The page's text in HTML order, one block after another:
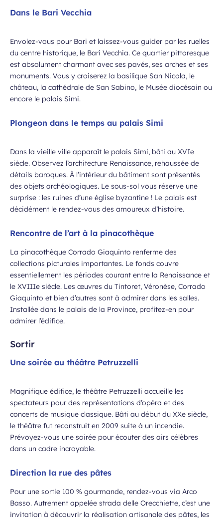
Dans le Bari Vecchia
Envolez-vous pour Bari et laissez-vous guider par les ruelles
du centre historique, le Bari Vecchia. Ce quartier pittoresque
est absolument charmant avec ses pavés, ses arches et ses
monuments. Vous y croiserez la basilique San Nicola, le
château, la cathédrale de San Sabino, le Musée diocésain ou
encore le palais Simi.
Plongeon dans le temps au palais Simi
Dans la vieille ville apparaît le palais Simi, bâti au XVIe
siècle. Observez l’architecture Renaissance, rehaussée de
détails baroques. À l’intérieur du bâtiment sont présentés
des objets archéologiques. Le sous-sol vous réserve une
surprise : les ruines d’une église byzantine ! Le palais est
décidément le rendez-vous des amoureux d’histoire.
Rencontre de l’art à la pinacothèque
La pinacothèque Corrado Giaquinto renferme des
collections picturales importantes. Le fonds couvre
essentiellement les périodes courant entre la Renaissance et
le XVIIIe siècle. Les œuvres du Tintoret, Véronèse, Corrado
Giaquinto et bien d’autres sont à admirer dans les salles.
Installée dans le palais de la Province, profitez-en pour
admirer l’édifice.
Sortir
Une soirée au théâtre Petruzzelli
Magnifique édifice, le théâtre Petruzzelli accueille les
spectateurs pour des représentations d’opéra et des
concerts de musique classique. Bâti au début du XXe siècle,
le théâtre fut reconstruit en 2009 suite à un incendie.
Prévoyez-vous une soirée pour écouter des airs célèbres
dans un cadre incroyable.
Direction la rue des pâtes
Pour une sortie 100 % gourmande, rendez-vous via Arco
Basso. Autrement appelée strada delle Orecchiette, c’est une
invitation à découvrir la réalisation artisanale des pâtes, les
la newsletter